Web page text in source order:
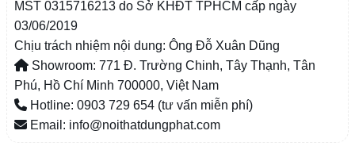
MST 0315716213 do Sở KHĐT TPHCM cấp ngày
03/06/2019
Chịu trách nhiệm nội dung: Ông Đỗ Xuân Dũng
Showroom: 771 Đ. Trường Chinh, Tây Thạnh, Tân
Phú, Hồ Chí Minh 700000, Việt Nam
Hotline: 0903 729 654 (tư vấn miễn phí)
Email: info@noithatdungphat.com